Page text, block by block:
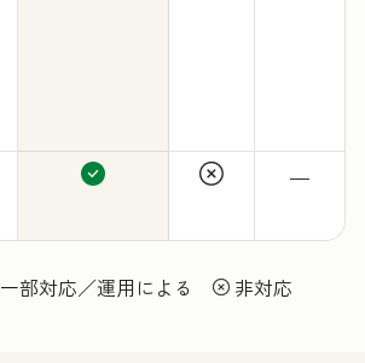
—
一部対応／運用による 非対応